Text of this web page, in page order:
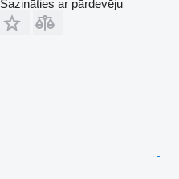
Sazināties ar pārdevēju